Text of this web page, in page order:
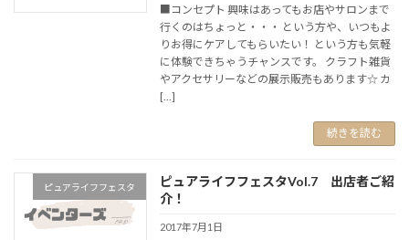
■コンセプト 興味はあってもお店やサロンまで
行くのはちょっと・・・ という方や、いつもよ
りお得にケアしてもらいたい！ という方も気軽
に体験できちゃうチャンスです。 クラフト雑貨
やアクセサリーなどの展示販売もあります☆ カ
[…]
続きを読む
ピュアライフフェスタ
ピュアライフフェスタVol.7 出店者ご紹
介！
2017年7月1日